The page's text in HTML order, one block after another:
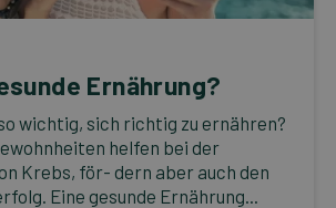
Ernährung?
wichtig, sich richtig zu ernähren?
helfen bei der
Krebs, för- dern aber auch den
Eine gesunde Ernährung...